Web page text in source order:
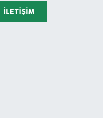
İLETIŞIM